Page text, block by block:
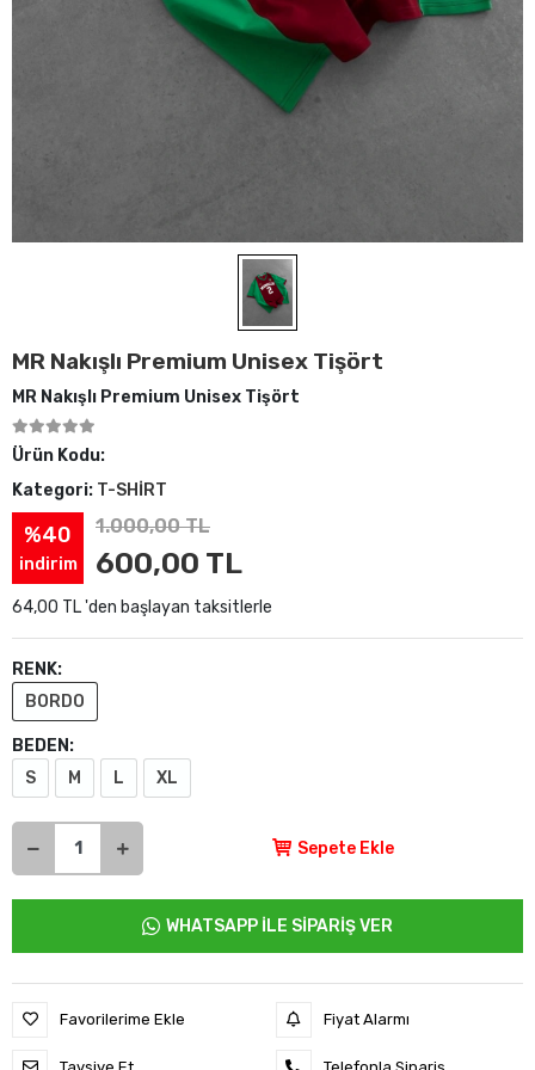
MR Nakışlı Premium Unisex Tişört
MR Nakışlı Premium Unisex Tişört
Ürün Kodu:
Kategori: T-SHİRT
%40
indirim
1.000,00 TL
600,00 TL
64,00 TL 'den başlayan taksitlerle
RENK:
BORDO
BEDEN:
S
M L XL
Sepete Ekle
WHATSAPP İLE SİPARİŞ VER
Favorilerime Ekle Fiyat Alarmı